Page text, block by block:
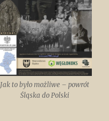
Jak to było możliwe – powrót
Śląska do Polski